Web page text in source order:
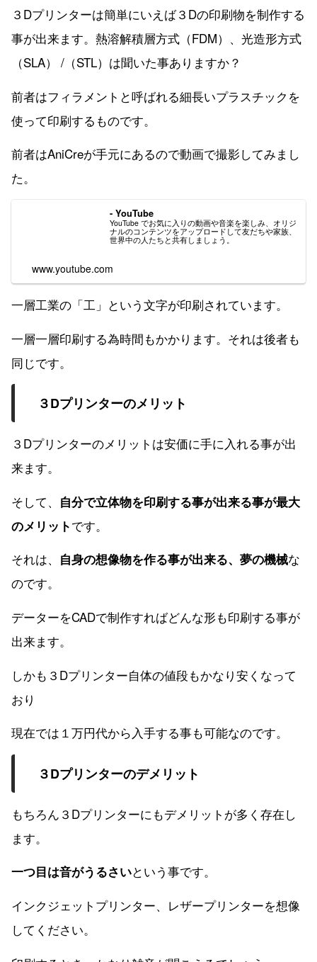
３Dプリンターは簡単にいえば３Dの印刷物を制作する
事が出来ます。熱溶解積層方式（FDM）、光造形方式
（SLA） /（STL）は聞いた事ありますか？
前者はフィラメントと呼ばれる細長いプラスチックを
使って印刷するものです。
前者はAniCreが手元にあるので動画で撮影してみまし
た。
- YouTube
YouTube でお気に入りの動画や音楽を楽しみ、オリジ
ナルのコンテンツをアップロードして友だちや家族、
世界中の人たちと共有しましょう。
www.youtube.com
一層工業の「工」という文字が印刷されています。
一層一層印刷する為時間もかかります。それは後者も
同じです。
３Dプリンターのメリット
３Dプリンターのメリットは安価に手に入れる事が出
来ます。
そして、
自分で立体物を印刷する事が出来る事が最大
のメリットです。
それは、
自身の想像物を作る事が出来る、夢の機械な
のです。
データーをCADで制作すればどんな形も印刷する事が
出来ます。
しかも３Dプリンター自体の値段もかなり安くなって
おり
現在では１万円代から入手する事も可能なのです。
３Dプリンターのデメリット
もちろん３Dプリンターにもデメリットが多く存在し
ます。
一つ目は音がうるさいという事です。
インクジェットプリンター、レザープリンターを想像
してください。